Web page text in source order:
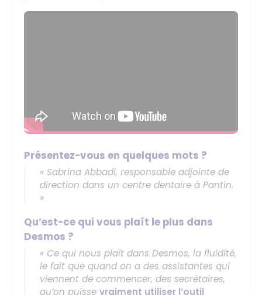
Présentez-vous en quelques mots ?
« Sabrina Abbadi, responsable adjointe de
direction dans un centre dentaire à Pantin.
»
Qu’est-ce qui vous plaît le plus dans
Desmos ?
« Ce qui nous plaît dans Desmos, la fluidité,
le fait que quand on a des assistantes qui
viennent de commencer, des secrétaires,
qu’on puisse vraiment utiliser l’outil